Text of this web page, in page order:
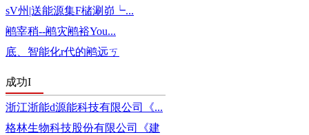
sV州|送能源集F槠涮峁┕...
鹇宰稍--鹇灾鹇裕You...
底、智能化r代的鹇远ㄎ
成功I
浙江浙能d源能科技有限公司《...
格林生物科技股份有限公司《建